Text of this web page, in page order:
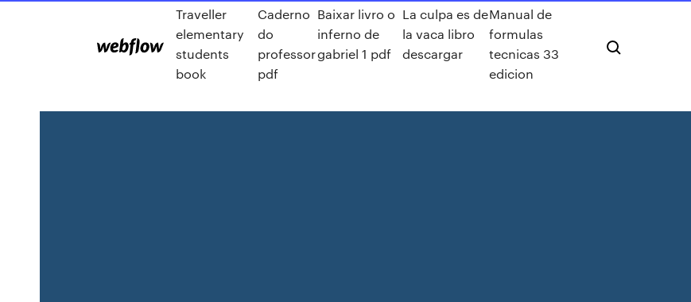
Traveller
elementary
students
book
Caderno
do
professor
pdf
Baixar livro o
inferno de
gabriel 1 pdf
La culpa es de
la vaca libro
descargar
Manual de
formulas
tecnicas 33
edicion